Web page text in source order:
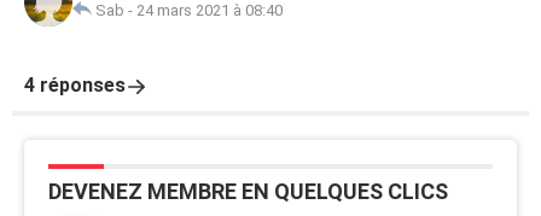
Sab - 24 mars 2021 à 08:40
4 réponses
DEVENEZ MEMBRE EN QUELQUES CLICS